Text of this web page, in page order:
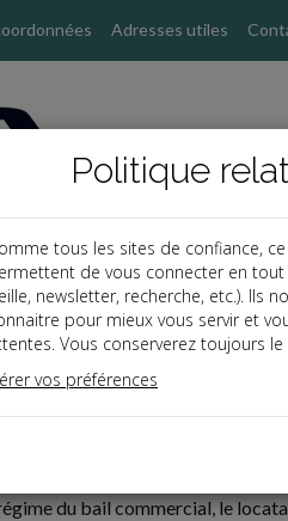
Adresses utiles
affaires
12-30
: CONGÉ DU SOUS-
du bail commercial, le
Politique
tous les sites de confiance,
de vous connecter en
newsletter, recherche, etc.). Ils
pour mieux vous servir et
Vous conserverez toujours
vos préférences